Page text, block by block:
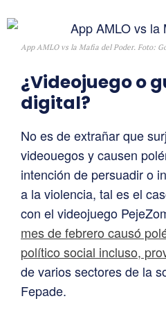
App AMLO vs la Mafia del Poder. Foto:
¿Videojuego o
digital?
No es de extrañar que
videouegos y causen
intención de persuadir o
a la violencia, tal es el
con el videojuego
mes de febrero causó
político social incluso,
de varios sectores de la
Fepade.